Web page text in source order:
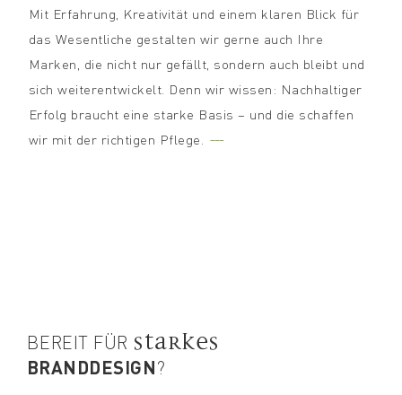
Mit Erfahrung, Kreativität und einem klaren Blick für
das Wesentliche gestalten wir gerne auch Ihre
Marken, die nicht nur gefällt, sondern auch bleibt und
sich weiterentwickelt. Denn wir wissen: Nachhaltiger
Erfolg braucht eine starke Basis – und die schaffen
wir mit der richtigen Pflege. ---
BEREIT FÜR starkes
BRANDDESIGN ?